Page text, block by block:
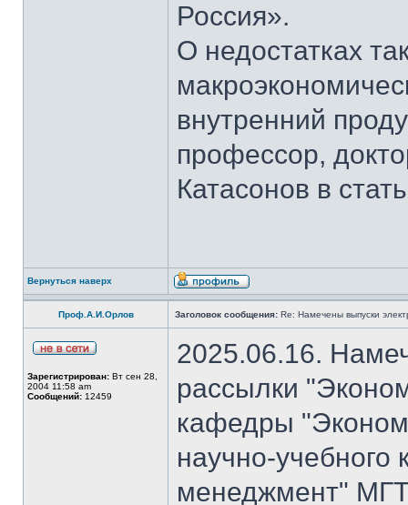
Россия».
О недостатках
внутренний
профессор,
Катасонов в
Вернуться наверх
Проф.А.И.Орлов Заголовок сообщения: Re: Намечены выпуски
Зарегистрирован: Вт сен 28,
2004 11:58 am
Сообщений: 12459
2025.06.16.
рассылки
кафедры
научно-
менеджмент"